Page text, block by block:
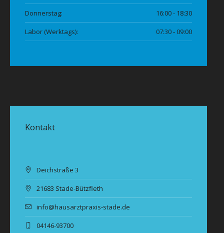
Donnerstag: 16:00 - 18:30
Labor (Werktags): 07:30 - 09:00
Kontakt
Deichstraße 3
21683 Stade-Bützfleth
info@hausarztpraxis-stade.de
04146-93700